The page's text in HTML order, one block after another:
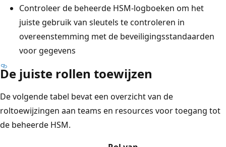
Controleer de beheerde HSM-logboeken om het
juiste gebruik van sleutels te controleren in
overeenstemming met de beveiligingsstandaarden
voor gegevens
De juiste rollen toewijzen
De volgende tabel bevat een overzicht van de
roltoewijzingen aan teams en resources voor toegang tot
de beheerde HSM.